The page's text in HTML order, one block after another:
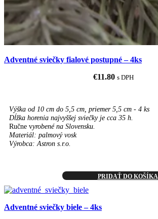
Adventné sviečky fialové postupné – 4ks
€11.80 s DPH
Výška od 10 cm do 5,5 cm, priemer 5,5 cm - 4 ks
Dĺžka horenia najvyššej sviečky je cca 35 h.
Ručne vyrobené na Slovensku.
Materiál: palmový vosk
Výrobca: Astron s.r.o.
PRIDAŤ DO KOŠÍKA
Adventné sviečky biele – 4ks